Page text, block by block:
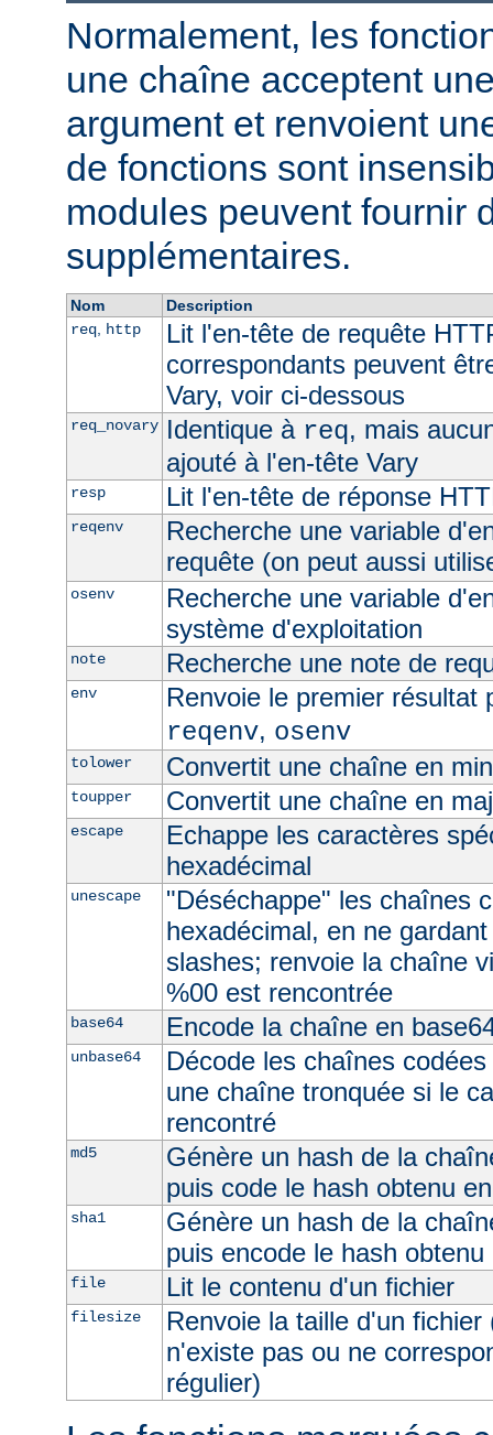
Normalement, les
une chaîne acceptent
argument et renvoient
de fonctions sont
modules peuvent fournir
supplémentaires.
Nom
Description
req, http
Lit l'en-tête de requête
correspondants peuvent
Vary, voir ci-dessous
req_novary Identique à req, mais
ajouté à l'en-tête Vary
resp Lit l'en-tête de réponse
reqenv
Recherche une variable
requête (on peut aussi
osenv
Recherche une variable
système d'exploitation
note Recherche une note de
env
Renvoie le premier résultat
reqenv, osenv
tolower Convertit une chaîne en
toupper Convertit une chaîne en
escape
Echappe les caractères
hexadécimal
unescape
"Déséchappe" les chaînes
hexadécimal, en ne
slashes; renvoie la chaîne
%00 est rencontrée
base64 Encode la chaîne en
unbase64
Décode les chaînes
une chaîne tronquée si le
rencontré
md5
Génère un hash de la
puis code le hash obtenu
sha1
Génère un hash de la
puis encode le hash
file Lit le contenu d'un fichier
filesize
Renvoie la taille d'un
n'existe pas ou ne
régulier)